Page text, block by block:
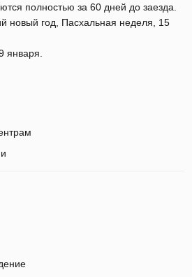
полностью за 60 дней до заезда.
новый год, Пасхальная неделя, 15
января.